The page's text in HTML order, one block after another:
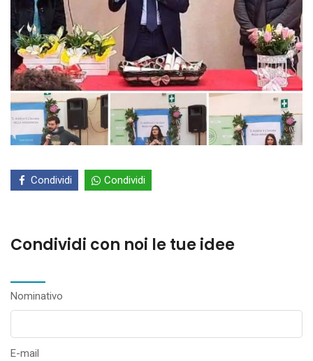
Condividi Condividi
Condividi con noi le tue idee
Nominativo
E-mail